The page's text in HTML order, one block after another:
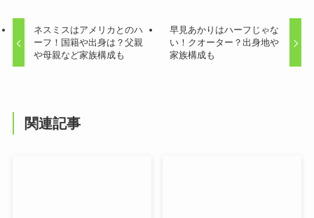
ネスミスはアメリカとのハ
ーフ！国籍や出身は？父親
や母親など家族構成も
早見あかりはハーフじゃな
い！クオーター？出身地や
家族構成も
関連記事